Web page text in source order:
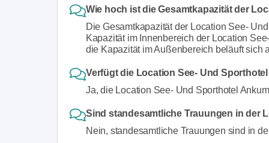
Wie hoch ist die Gesamtkapazität der
Die Gesamtkapazität der Location See-
Kapazität im Innenbereich der Location
die Kapazität im Außenbereich beläuft sich
Verfügt die Location See- Und
Ja, die Location See- Und Sporthotel
Sind standesamtliche Trauungen in der
Nein, standesamtliche Trauungen sind in